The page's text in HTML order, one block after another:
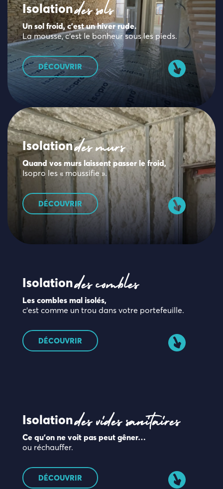
Isolationdes sols
Un sol froid, c’est un hiver rude.
La mousse, c’est le bonheur sous les pieds.
DÉCOUVRIR
Isolationdes murs
Quand vos murs laissent passer le froid,
Isopro les « moussifie ».
DÉCOUVRIR
Isolationdes combles
Les combles mal isolés,
c’est comme un trou dans votre portefeuille.
DÉCOUVRIR
Isolationdes vides sanitaires
Ce qu’on ne voit pas peut gêner…
ou réchauffer.
DÉCOUVRIR